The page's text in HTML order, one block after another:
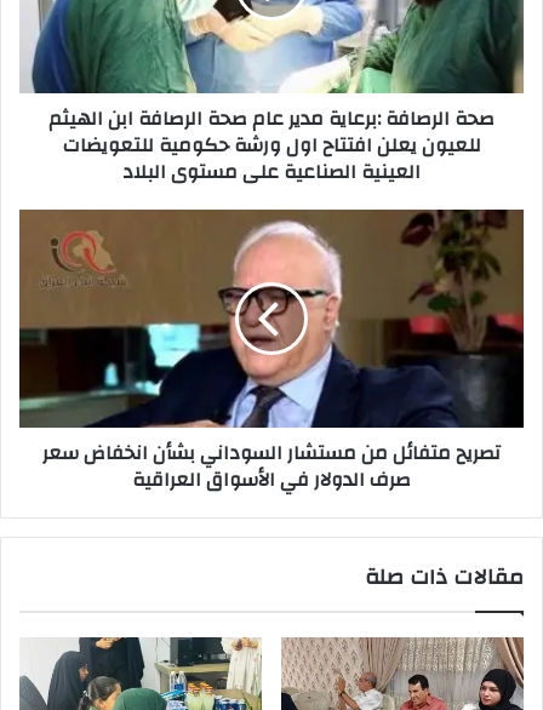
الرصافة
ابن
الهيثم
للعيون
ورشة
حكومية
للتعويضات
العينية
الصناعية
على
مستوى
صحة الرصافة :برعاية مدير عام صحة الرصافة ابن الهيثم
للعيون يعلن افتتاح اول ورشة حكومية للتعويضات
العينية الصناعية على مستوى البلاد
تصريح
متفائل
مستشار
السوداني
بشأن
انخفاض
صرف
الدولارتصريح متفائل من مستشار السوداني بشأن انخفاض سعر
صرف الدولار في الأسواق العراقية
مقالات ذات صلة